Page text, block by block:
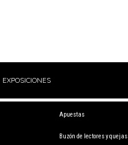
EXPOSICIONES
Apuestas
Buzón de lectores y quejas